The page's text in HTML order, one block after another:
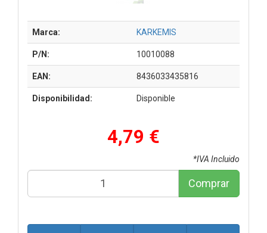
Marca: KARKEMIS
P/N: 10010088
EAN: 8436033435816
Disponibilidad: Disponible
4,79 €
*IVA Incluido
Comprar